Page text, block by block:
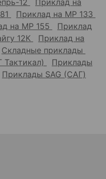
Приклад на МР 133
на МР 155
Приклад
12К
Приклад на
Складные приклады
Приклады
Приклады SAG (САГ)